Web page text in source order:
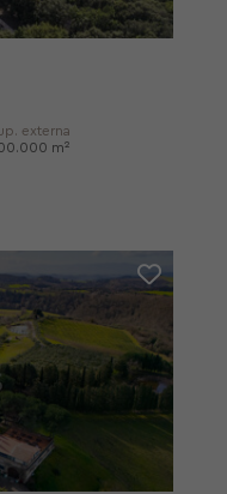
externa
m²